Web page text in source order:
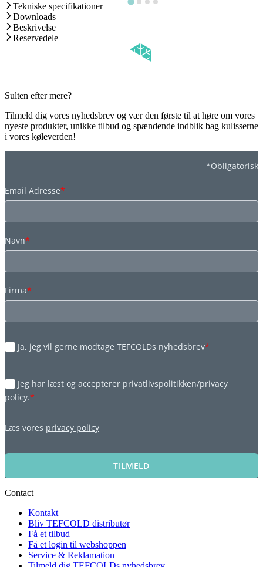
Tekniske specifikationer
Downloads
Beskrivelse
Reservedele
Sulten efter mere?
Tilmeld dig vores nyhedsbrev og vær den første til at høre om vores
nyeste produkter, unikke tilbud og spændende indblik bag kulisserne
i vores køleverden!
*Obligatorisk
Email Adresse*
Navn*
Firma*
Ja, jeg vil gerne modtage TEFCOLDs nyhedsbrev*
Jeg har læst og accepterer privatlivspolitikken/privacy
policy.*
Læs vores privacy policy
TILMELD
Contact
Kontakt
Bliv TEFCOLD distributør
Få et tilbud
Få et login til webshoppen
Service & Reklamation